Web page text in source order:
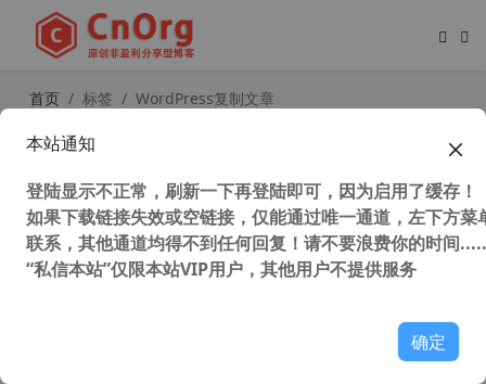
首页 标签 WordPress复制文章
WordPress复制文章或页面插件 Dup
2】
本站通知
登陆显示不正常，刷新一下再登陆即可，因为启用了缓存！
如果下载链接失效或空链接，仅能通过唯一通道，左下方菜
联系，其他通道均得不到任何回复！请不要浪费你的时间
“私信本站”仅限本站VIP用户，其他用户不提供服务
确定